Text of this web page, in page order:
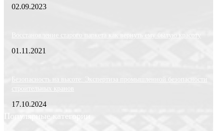
02.09.2023
Восстановление старого паркета как вернуть ему былую красоту
01.11.2021
Безопасность на высоте: Экспертиза промышленной безопасности
строительных кранов
17.10.2024
Популярные категории